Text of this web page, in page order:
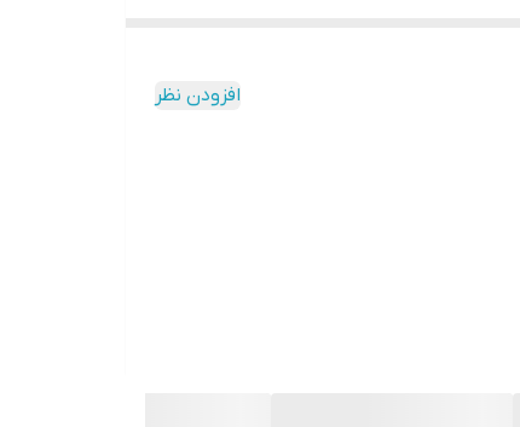
می‌دهد تا بدون حساسیت یا آسیب به چشم و
افزودن نظر